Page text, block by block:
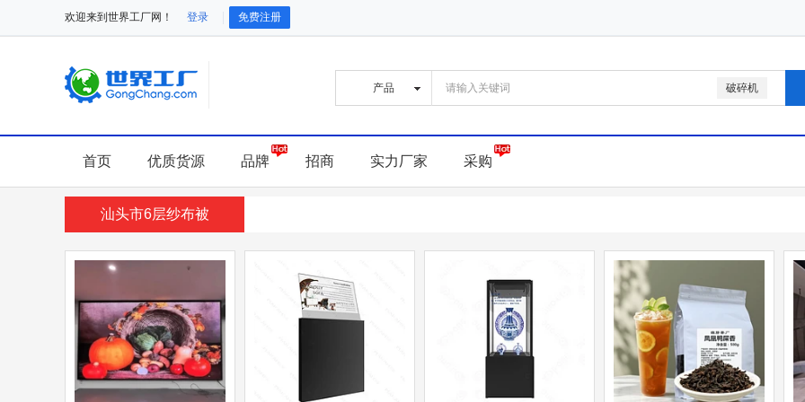
欢迎来到世界工厂网！ 登录 免费注册
破碎机
首页 优质货源 品牌 招商 实力厂家 采购
汕头市6层纱布被